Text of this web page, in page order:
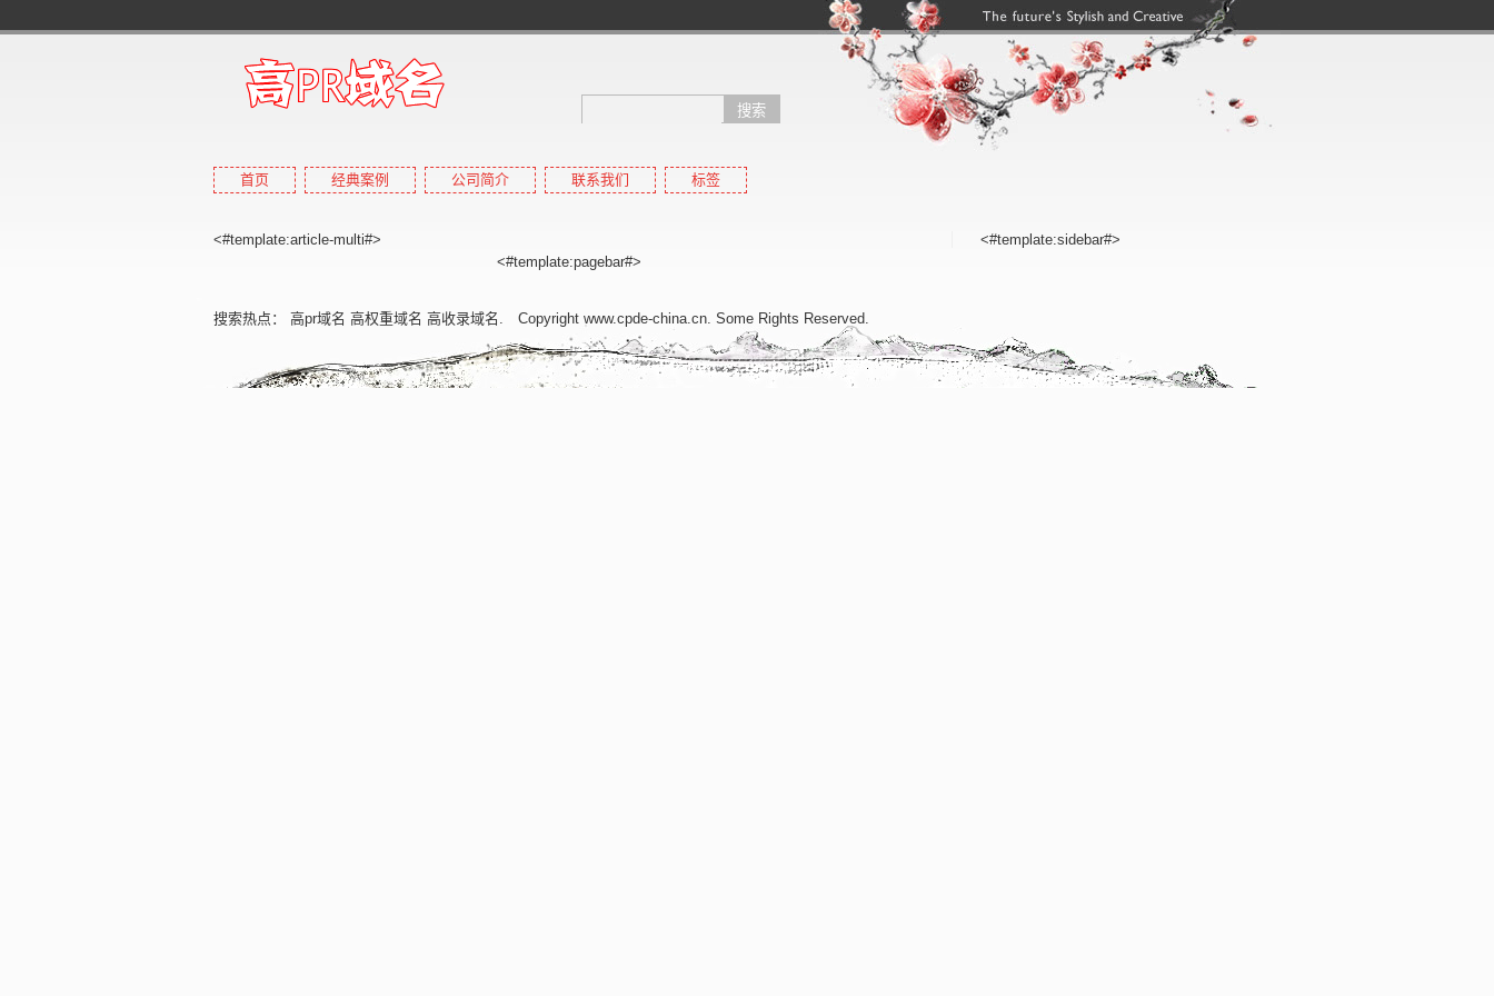
高权重域名,高外链域名,高收录域名,高反链域名,搜狗收录域名,搜狗pr域名,搜狗权重域名,南昌网站建设
首页 经典案例 公司简介 联系我们 标签
<#template:article-multi#>
<#template:pagebar#>
<#template:sidebar#>
搜索热点： 高pr域名 高权重域名 高收录域名 . Copyright www.cpde-china.cn. Some Rights Reserved.